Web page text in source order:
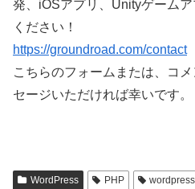
発、iOSアプリ、Unityゲーム
ください！
https://groundroad.com/contact
こちらのフォームまたは、コ
セージいただければ幸いです。
WordPress PHP wordpress